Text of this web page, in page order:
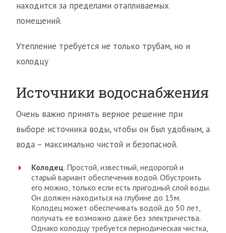
находится за пределами отапливаемых
помещений.
Утепление требуется не только трубам, но и
колодцу
Источники водоснабжения
Очень важно принять верное решение при
выборе источника воды, чтобы он был удобным, а
вода – максимально чистой и безопасной.
Колодец. Простой, известный, недорогой и
старый вариант обеспечения водой. Обустроить
его можно, только если есть пригодный слой воды.
Он должен находиться на глубине до 15м.
Колодец может обеспечивать водой до 50 лет,
получать ее возможно даже без электричества.
Однако колодцу требуется периодическая чистка,